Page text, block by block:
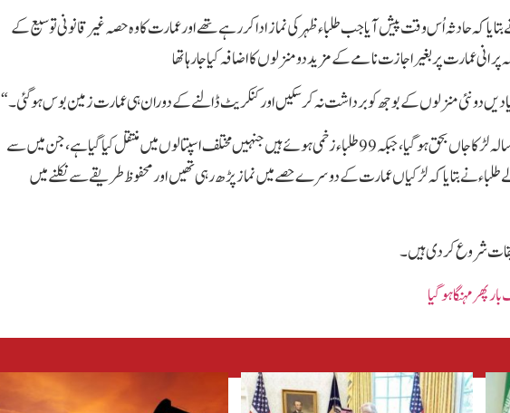
کہ حادثہ اُس وقت پیش آیا جب طلباء ظہر کی نماز ادا کر رہے تھے اور عمارت کا وہ حصہ غیر قانونی توسیع کے
عمارت پر بغیر اجازت نامے کے مزید دو منزلوں کا اضافہ کیا جا رہا تھا
دو نئی منزلوں کے بوجھ کو برداشت نہ کر سکیں اور کنکریٹ ڈالنے کے دوران ہی عمارت زمین بوس ہو گئی۔“
رپورٹ کے مطابق اس حادثے میں ایک 13 سالہ لڑکا جاں بحق ہو گیا، جبکہ 99 طلباء زخمی ہوئے ہیں جنہیں مختلف اسپتالوں میں منتقل کیا گیا ہے، جن میں سے
نے بتایا کہ لڑکیاں عمارت کے دوسرے حصے میں نماز پڑھ رہی تھیں اور محفوظ طریقے سے نکلنے میں
شروع کر دی ہیں۔
پھر مہنگا ہو گیا